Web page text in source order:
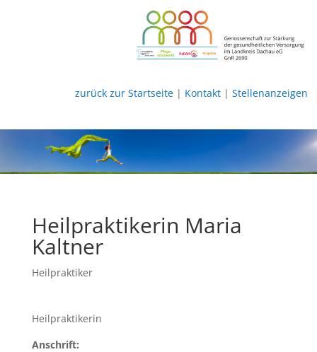
zurück zur Startseite| Kontakt| Stellenanzeigen
Heilpraktikerin Maria
Kaltner
Heilpraktiker
Heilpraktikerin
Anschrift: